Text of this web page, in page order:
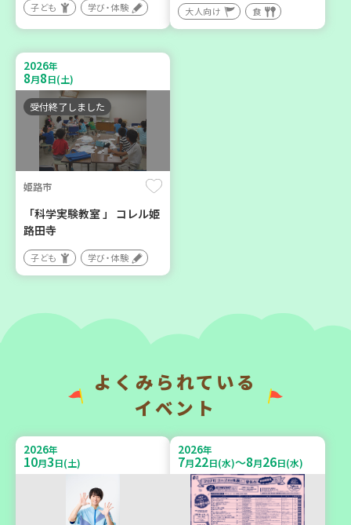
神戸市兵庫区
BOSAI(ぼうさい)教室～か
ぞくで楽しくまなぼうさい
～
学び・体験
平和・防災
神戸市東灘区
2026年
【第3地区本部】地域のつど
カフェ・つどい場
【第3地区本部】住み慣れた
（会場：兵庫）
ボランティア
2026年
9 6
2026年
10月6日(火)
子ども 学び・体験 大人向け 食
2026年
8月8日(土)
受付終了しました
姫路市
「科学実験教室 」 コレル姫
路田寺
子ども 学び・体験
よくみられている
イベント
2026年
10月3日(土)
2026年
7月22日(水)～8月26日(水)